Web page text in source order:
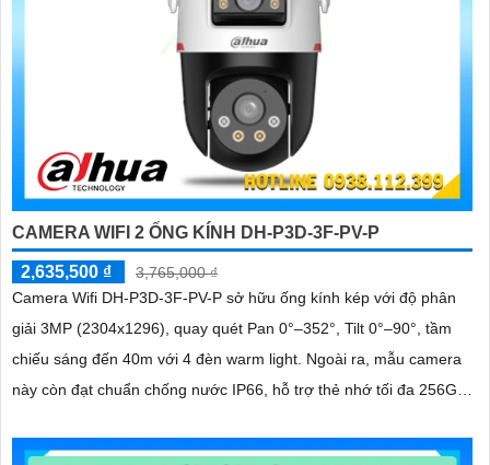
CAMERA WIFI 2 ỐNG KÍNH DH-P3D-3F-PV-P
2,635,500 ₫
3,765,000 ₫
Camera Wifi DH-P3D-3F-PV-P sở hữu ống kính kép với độ phân
giải 3MP (2304x1296), quay quét Pan 0°–352°, Tilt 0°–90°, tầm
chiếu sáng đến 40m với 4 đèn warm light. Ngoài ra, mẫu camera
này còn đạt chuẩn chống nước IP66, hỗ trợ thẻ nhớ tối đa 256GB,